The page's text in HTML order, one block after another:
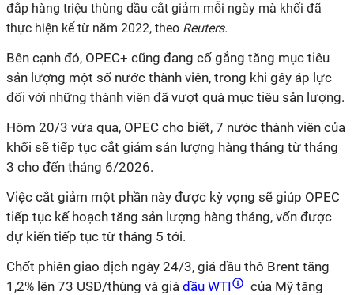
đắp hàng triệu thùng dầu cắt giảm mỗi ngày mà khối đã
thực hiện kể từ năm 2022, theo Reuters.
Bên cạnh đó, OPEC+ cũng đang cố gắng tăng mục tiêu
sản lượng một số nước thành viên, trong khi gây áp lực
đối với những thành viên đã vượt quá mục tiêu sản lượng.
Hôm 20/3 vừa qua, OPEC cho biết, 7 nước thành viên của
khối sẽ tiếp tục cắt giảm sản lượng hàng tháng từ tháng
3 cho đến tháng 6/2026.
Việc cắt giảm một phần này được kỳ vọng sẽ giúp OPEC
tiếp tục kế hoạch tăng sản lượng hàng tháng, vốn được
dự kiến tiếp tục từ tháng 5 tới.
Chốt phiên giao dịch ngày 24/3, giá dầu thô Brent tăng
1,2% lên 73 USD/thùng và giá dầu WTI
của Mỹ tăng